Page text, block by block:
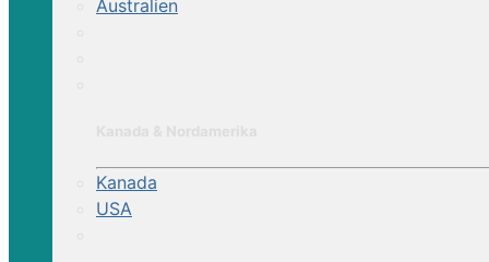
Australien
Kanada
USA